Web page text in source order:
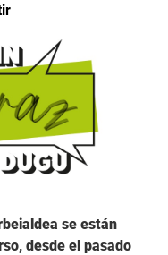
se están
desde el pasado